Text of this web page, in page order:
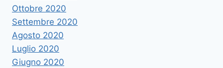
Ottobre 2020
Settembre 2020
Agosto 2020
Luglio 2020
Giugno 2020